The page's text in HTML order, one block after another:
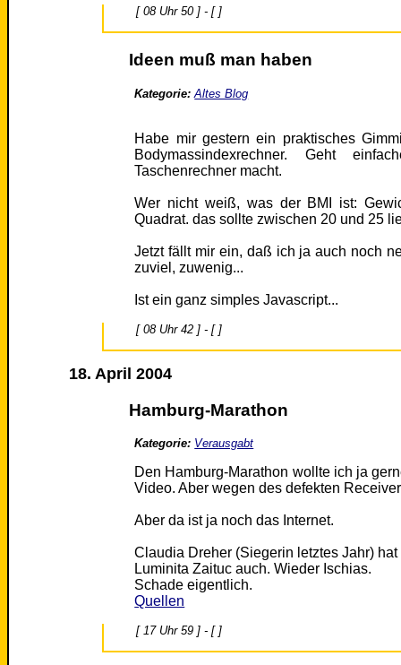
[ 08 Uhr 50 ] - [ ]
Ideen muß man haben
Kategorie: Altes Blog
Habe mir gestern ein praktisches
Bodymassindexrechner. Geht
Taschenrechner macht.
Wer nicht weiß, was der BMI ist:
Quadrat. das sollte zwischen 20 und 25
Jetzt fällt mir ein, daß ich ja auch noch
zuviel, zuwenig...
Ist ein ganz simples Javascript...
[ 08 Uhr 42 ] - [ ]
18. April 2004
Hamburg-Marathon
Kategorie: Verausgabt
Den Hamburg-Marathon wollte ich ja
Video. Aber wegen des defekten
Aber da ist ja noch das Internet.
Claudia Dreher (Siegerin letztes Jahr)
Luminita Zaituc auch. Wieder Ischias.
Schade eigentlich.
Quellen
[ 17 Uhr 59 ] - [ ]